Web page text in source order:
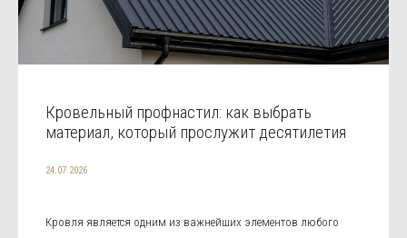
Кровельный профнастил: как выбрать
материал, который прослужит десятилетия
24.07.2026
Кровля является одним из важнейших элементов любого